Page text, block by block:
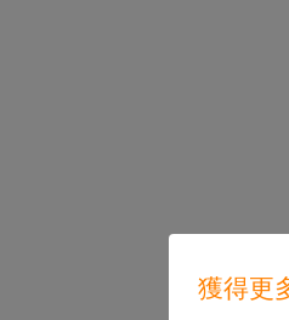
獲得更